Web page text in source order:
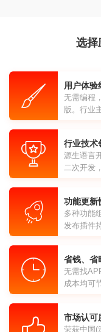
选择
用户体验
无需编程
版。行业
行业技术
源生语言
二次开发
功能更新
多种功能
发布插件
省钱、省
无需找
成本均可
市场认可
荣获中国(